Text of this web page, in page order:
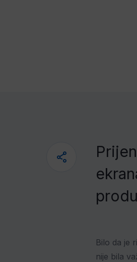
Bilo da je
nije bila